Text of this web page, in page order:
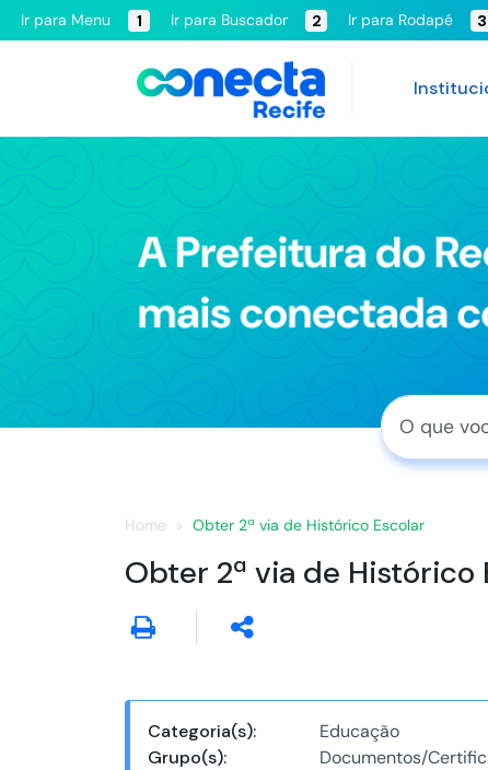
Ir para Menu 1 Ir para Buscador 2 Ir para Rodapé 3
Home Obter 2ª via de Histórico Escolar
Obter 2ª via de Histórico
Categoria(s):
Educação
Grupo(s):
Documentos/